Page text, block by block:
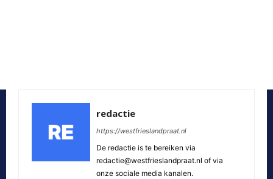
redactie
https://westfrieslandpraat.nl
De redactie is te bereiken via
redactie@westfrieslandpraat.nl of via
onze sociale media kanalen.